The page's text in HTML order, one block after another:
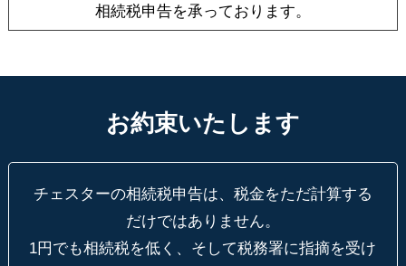
相続税申告を承っております。
お約束いたします
チェスターの相続税申告は、税金をただ計算する
だけではありません。
1円でも相続税を低く、そして税務署に指摘を受け